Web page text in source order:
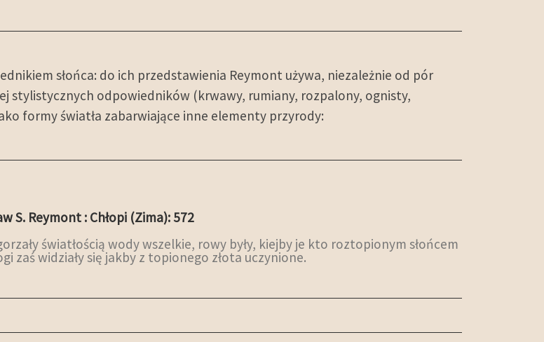
słońca: do ich przedstawienia Reymont używa, niezależnie od pór
stylistycznych odpowiedników (krwawy, rumiany, rozpalony, ognisty,
formy światła zabarwiające inne elementy przyrody:
S. Reymont : Chłopi (Zima): 572
światłością wody wszelkie, rowy były, kiejby je kto roztopionym słońcem
zaś widziały się jakby z topionego złota uczynione.